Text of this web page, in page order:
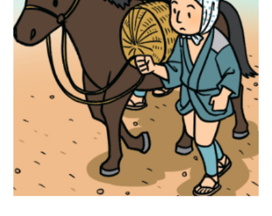
歴史イラスト『社会科資料集6年』文溪堂